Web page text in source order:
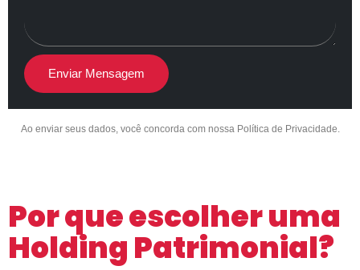
Enviar Mensagem
Ao enviar seus dados, você concorda com nossa Política de Privacidade.
Por que escolher uma
Holding Patrimonial?